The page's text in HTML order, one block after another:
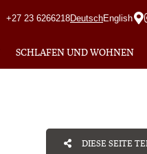
DeutschEnglish
+27 23 6266218
SCHLAFEN UND WOHNEN
DIESE SEITE